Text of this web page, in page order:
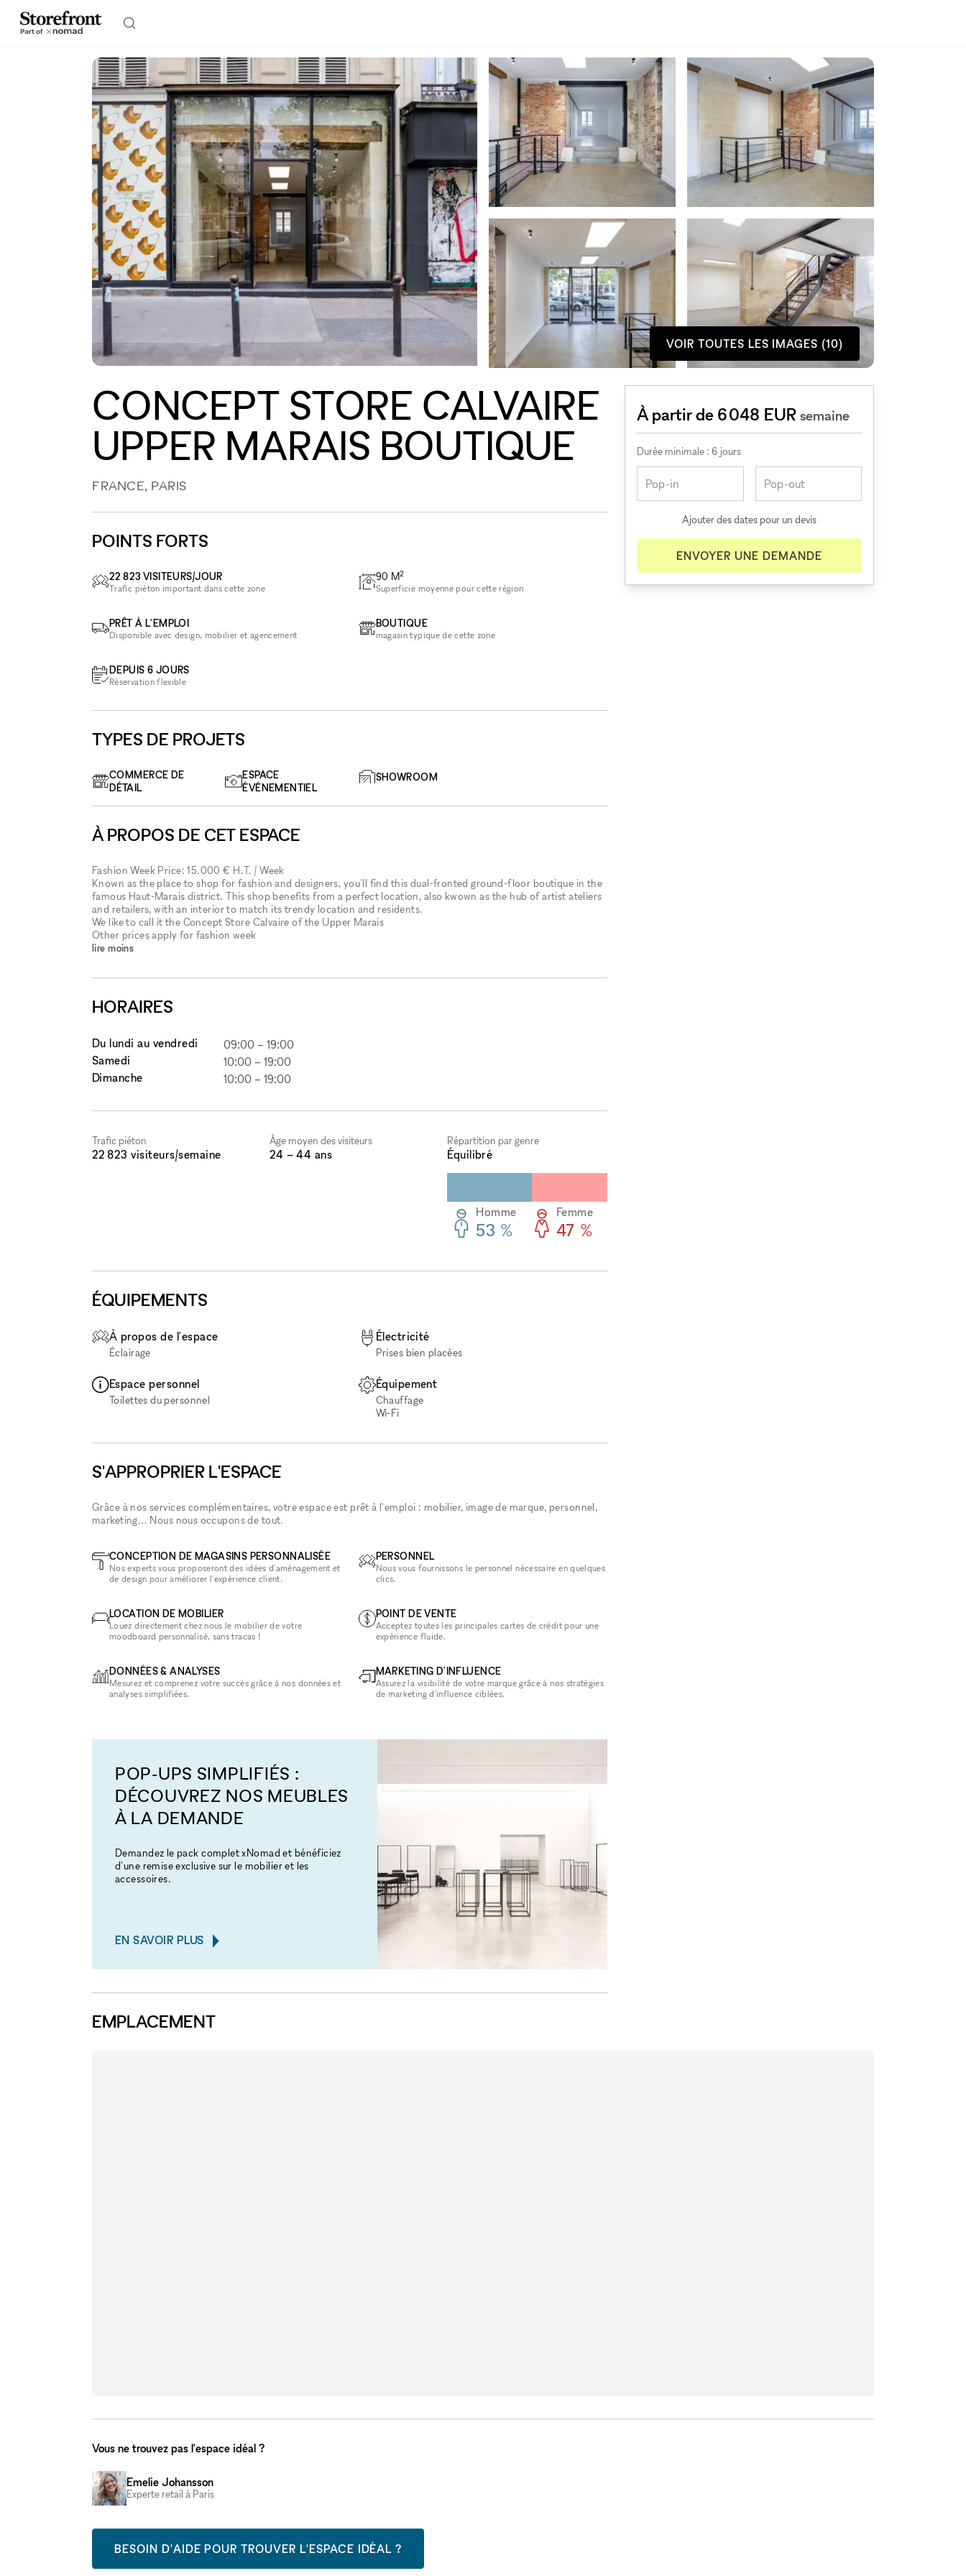
VOIR TOUTES LES IMAGES (10)
CONCEPT STORE CALVAIRE
UPPER MARAIS BOUTIQUE
FRANCE, PARIS
POINTS FORTS
22 823 VISITEURS/JOUR
Trafic piéton important dans cette zone
PRÊT À L'EMPLOI
Disponible avec design, mobilier et agencement
DEPUIS 6 JOURS
Réservation flexible
90 M2
Superficie moyenne pour cette région
BOUTIQUE
magasin typique de cette zone
TYPES DE PROJETS
COMMERCE DE
DÉTAIL
ESPACE
ÉVÉNEMENTIEL
SHOWROOM
À PROPOS DE CET ESPACE
Fashion Week Price: 15.000 € H.T. / Week
Known as the place to shop for fashion and designers, you'll find this dual-fronted ground-floor boutique in the
famous Haut-Marais district. This shop benefits from a perfect location, also kwown as the hub of artist ateliers
and retailers, with an interior to match its trendy location and residents.
We like to call it the Concept Store Calvaire of the Upper Marais
Other prices apply for fashion week
lire moins
HORAIRES
Du lundi au vendredi 09:00 –19:00
Samedi
10:00 –19:00
Dimanche
10:00 –19:00
Trafic piéton
22 823 visiteurs/semaine
Âge moyen des visiteurs
24 – 44 ans
Répartition par genre
Équilibré
Femme
47 %
Homme
53 %
ÉQUIPEMENTS
À propos de l'espace
Éclairage
Électricité
Prises bien placées
Espace personnel
Toilettes du personnel
Équipement
Chauffage
Wi‑Fi
S'APPROPRIER L'ESPACE
Grâce à nos services complémentaires, votre espace est prêt à l'emploi : mobilier, image de marque, personnel,
marketing... Nous nous occupons de tout.
CONCEPTION DE MAGASINS PERSONNALISÉE
Nos experts vous proposeront des idées d'aménagement et
de design pour améliorer l'expérience client.
LOCATION DE MOBILIER
Louez directement chez nous le mobilier de votre
moodboard personnalisé, sans tracas !
DONNÉES & ANALYSES
Mesurez et comprenez votre succès grâce à nos données et
analyses simplifiées.
PERSONNEL
Nous vous fournissons le personnel nécessaire en quelques
clics.
POINT DE VENTE
Acceptez toutes les principales cartes de crédit pour une
expérience fluide.
MARKETING D'INFLUENCE
Assurez la visibilité de votre marque grâce à nos stratégies
de marketing d'influence ciblées.
POP-UPS SIMPLIFIÉS :
DÉCOUVREZ NOS MEUBLES
À LA DEMANDE
Demandez le pack complet xNomad et bénéficiez
d'une remise exclusive sur le mobilier et les
accessoires.
EN SAVOIR PLUS
À partir de 6 048 EURsemaine
Durée minimale : 6 jours
Ajouter des dates pour un devis
ENVOYER UNE DEMANDE
EMPLACEMENT
Vous ne trouvez pas l'espace idéal ?
Emelie Johansson
Experte retail à Paris
BESOIN D'AIDE POUR TROUVER L'ESPACE IDÉAL ?